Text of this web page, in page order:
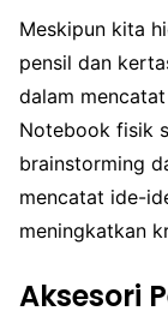
Meskipun kita
pensil dan
dalam
Notebook fisik
brainstorming
mencatat ide-
meningkatkan
Aksesori